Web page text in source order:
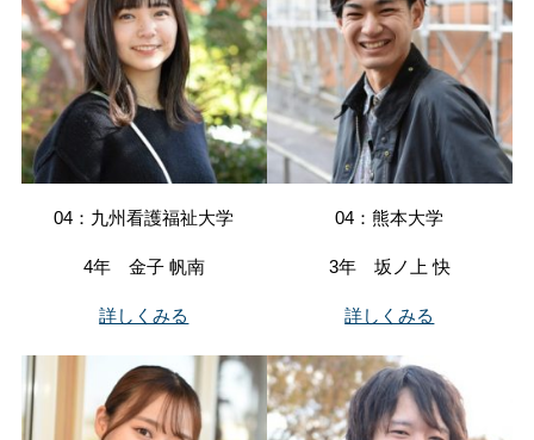
04：九州看護福祉大学
4年 金子 帆南
詳しくみる
04：熊本大学
3年 坂ノ上 快
詳しくみる